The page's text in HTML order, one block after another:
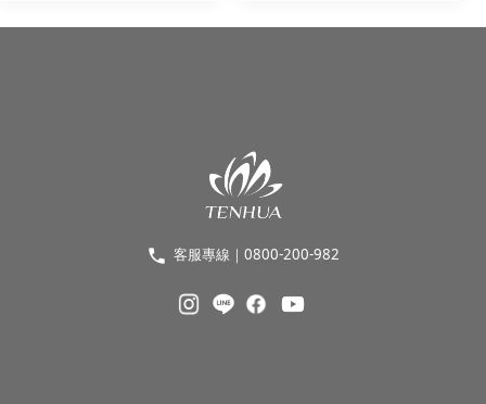
客服專線｜0800-200-982